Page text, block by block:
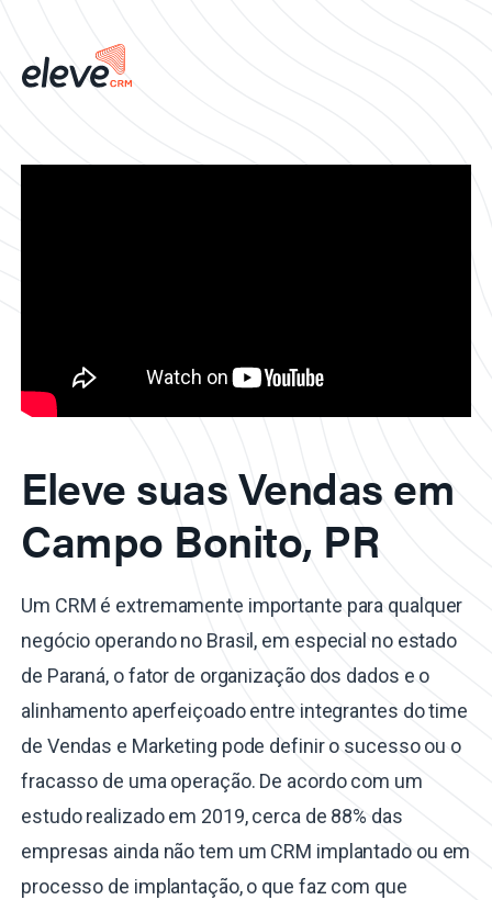
Eleve suas Vendas em
Campo Bonito, PR
Um CRM é extremamente importante para qualquer
negócio operando no Brasil, em especial no estado
de Paraná, o fator de organização dos dados e o
alinhamento aperfeiçoado entre integrantes do time
de Vendas e Marketing pode definir o sucesso ou o
fracasso de uma operação. De acordo com um
estudo realizado em 2019, cerca de 88% das
empresas ainda não tem um CRM implantado ou em
processo de implantação, o que faz com que